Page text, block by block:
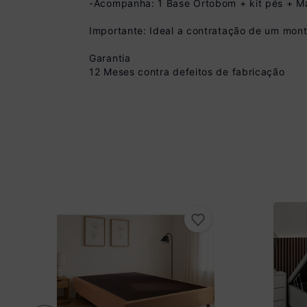
-Acompanha: 1 Base Ortobom + kit pés +
Importante: Ideal a contratação de um
Garantia
12 Meses contra defeitos de fabricação